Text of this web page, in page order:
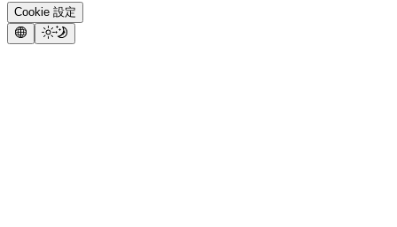
Cookie 設定